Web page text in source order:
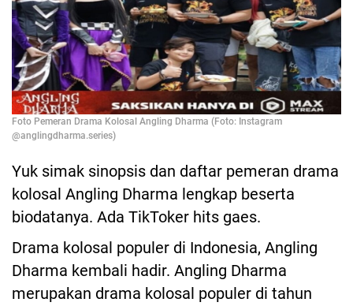
Foto Pemeran Drama Kolosal Angling Dharma (Foto: Instagram
@anglingdharma.series)
Yuk simak sinopsis dan daftar pemeran drama
kolosal Angling Dharma lengkap beserta
biodatanya. Ada TikToker hits gaes.
Drama kolosal populer di Indonesia, Angling
Dharma kembali hadir. Angling Dharma
merupakan drama kolosal populer di tahun